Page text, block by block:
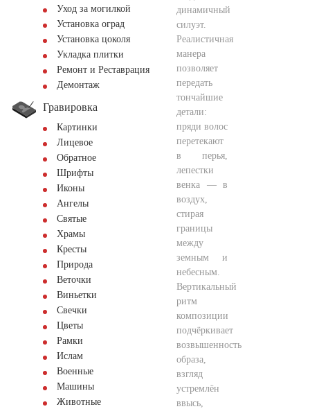
Уход за могилкой
Установка оград
Установка цоколя
Укладка плитки
Ремонт и Реставрация
Демонтаж
Гравировка
Картинки
Лицевое
Обратное
Шрифты
Иконы
Ангелы
Святые
Храмы
Кресты
Природа
Веточки
Виньетки
Свечки
Цветы
Рамки
Ислам
Военные
Машины
Животные
динамичный
силуэт.
Реалистичная
манера
позволяет
передать
тончайшие
детали:
пряди волос
перетекают
в перья,
лепестки
венка — в
воздух,
стирая
границы
между
земным и
небесным.
Вертикальный
ритм
композиции
подчёркивает
возвышенность
образа,
взгляд
устремлён
ввысь,